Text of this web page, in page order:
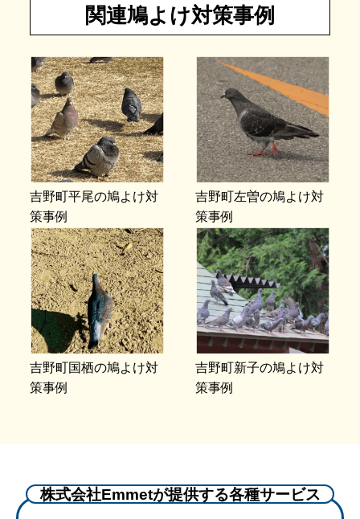
関連鳩よけ対策事例
吉野町平尾の鳩よけ対
策事例
吉野町左曽の鳩よけ対
策事例
吉野町国栖の鳩よけ対
策事例
吉野町新子の鳩よけ対
策事例
株式会社Emmetが提供する各種サービス